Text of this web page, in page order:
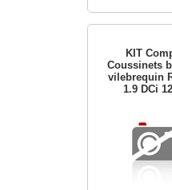
KIT
Coussinets
vilebrequin
1.9 DCi